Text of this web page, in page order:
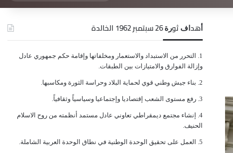
عن
ﺃﻫﺪﺍﻑ ﺛﻮﺭﺓ 26 ﺳﺒﺘﻤﺒﺮ 1962 الخالدة
ﺍﻟﺘﺤﺮﺭ ﻣﻦ ﺍﻻﺳﺘﺒﺪﺍﺩ ﻭﺍﻻﺳﺘﻌﻤﺎﺭ ﻭﻣﺨﻠﻔﺎﺗﻬﺎ ﻭﺇﻗﺎﻣﺔ ﺣﻜﻢ ﺟﻤﻬﻮﺭﻱ ﻋﺎﺩﻝ
ﻭﺇﺯﺍﻟﺔ ﺍﻟﻔﻮﺍﺭﻕ ﻭﺍﻻﻣﺘﻴﺎﺯﺍﺕ ﺑﻴﻦ ﺍﻟﻄﺒﻘﺎﺕ.
ﺑﻨﺎﺀ ﺟﻴﺶ ﻭﻃﻨﻲ ﻗﻮﻱ ﻟﺤﻤﺎﻳﺔ ﺍﻟﺒﻼﺩ ﻭﺣﺮﺍﺳﺔ ﺍﻟﺜﻮﺭﺓ ﻭﻣﻜﺎﺳﺒﻬﺎ.
ﺭﻓﻊ ﻣﺴﺘﻮﻯ ﺍﻟﺸﻌﺐ ﺇﻗﺘﺼﺎﺩﻳﺎ ﻭﺇﺟﺘﻤﺎﻋﻴﺎ ﻭﺳﻴﺎﺳﻴﺎً ﻭﺛﻘﺎﻓﻴﺎً.
ﺇﻧﺸﺎﺀ ﻣﺠﺘﻤﻊ ﺩﻳﻤﻘﺮﺍﻃﻲ ﺗﻌﺎﻭﻧﻲ ﻋﺎﺩﻝ ﻣﺴﺘﻤﺪ ﺃﻧﻈﻤﺘﻪ ﻣﻦ ﺭﻭﺡ ﺍﻻﺳﻼﻡ
ﺍﻟﺤﻨﻴﻒ.
ﺍﻟﻌﻤﻞ ﻋﻠﻰ ﺗﺤﻘﻴﻖ ﺍﻟﻮﺣﺪﺓ ﺍﻟﻮﻃﻨﻴﺔ ﻓﻲ ﻧﻄﺎﻕ ﺍﻟﻮﺣﺪﺓ ﺍﻟﻌﺮﺑﻴﺔ ﺍﻟﺸﺎﻣﻠﺔ.